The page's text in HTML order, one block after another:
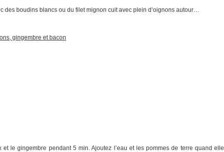
des boudins blancs ou du filet mignon cuit avec plein d’oignons autour…
gingembre et bacon
et le gingembre pendant 5 min. Ajoutez l’eau et les pommes de terre quand elle